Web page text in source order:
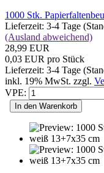
1000 Stk.
Lieferzeit: 3-4 Tage
(Ausland abweichend)
28,99 EUR
0,03 EUR pro Stück
Lieferzeit: 3-4 Tage
inkl. 19% MwSt. zzgl.
VPE:
In den Warenkorb